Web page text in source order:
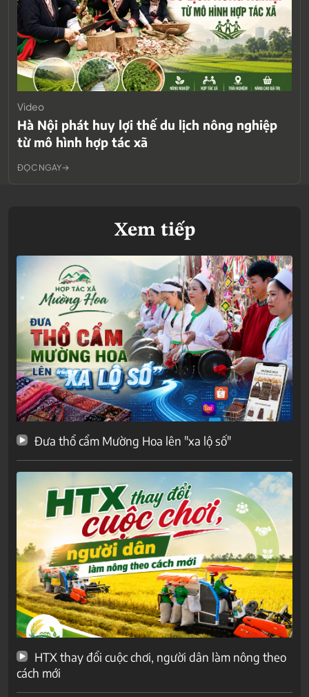
Video
Hà Nội phát huy lợi thế du lịch nông nghiệp
từ mô hình hợp tác xã
ĐỌC NGAY
Xem tiếp
Đưa thổ cẩm Mường Hoa lên "xa lộ số"
HTX thay đổi cuộc chơi, người dân làm nông theo
cách mới